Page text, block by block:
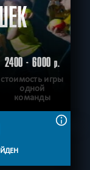
2400 - 6000р.
стоимость игры
одной
команды